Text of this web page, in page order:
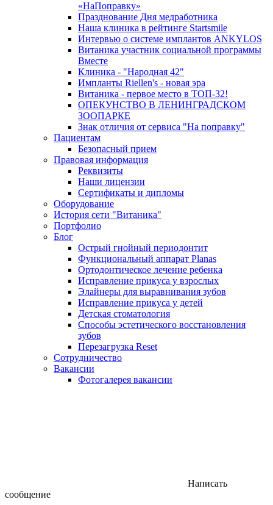
«НаПоправку»
Празднование Дня медработника
Наша клиника в рейтинге Startsmile
Интервью о системе имплантов ANKYLOS
Витаника участник социальной программы
Вместе
Клиника - "Народная 42"
Импланты Riellen's - новая эра
Витаника - первое место в ТОП-32!
ОПЕКУНСТВО В ЛЕНИНГРАДСКОМ
ЗООПАРКЕ
Знак отличия от сервиса "На поправку"
Пациентам
Безопасный прием
Правовая информация
Реквизиты
Наши лицензии
Сертификаты и дипломы
Оборудование
История сети "Витаника"
Портфолио
Блог
Острый гнойный периодонтит
Функциональный аппарат Planas
Ортодонтическое лечение ребенка
Исправление прикуса у взрослых
Элайнеры для выравнивания зубов
Исправление прикуса у детей
Детская стоматология
Способы эстетического восстановления
зубов
Перезагрузка Reset
Сотрудничество
Вакансии
Фотогалерея вакансии
Написать
сообщение